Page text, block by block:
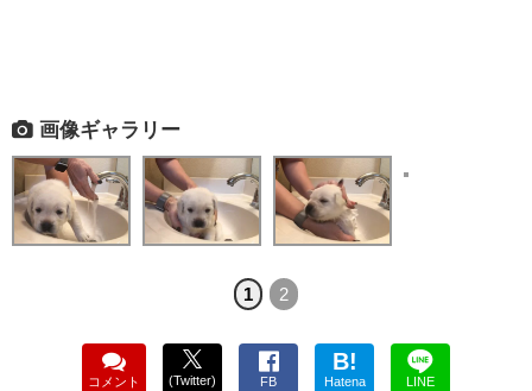
画像ギャラリー
1 2
コメント (Twitter) FB
B!
Hatena LINE